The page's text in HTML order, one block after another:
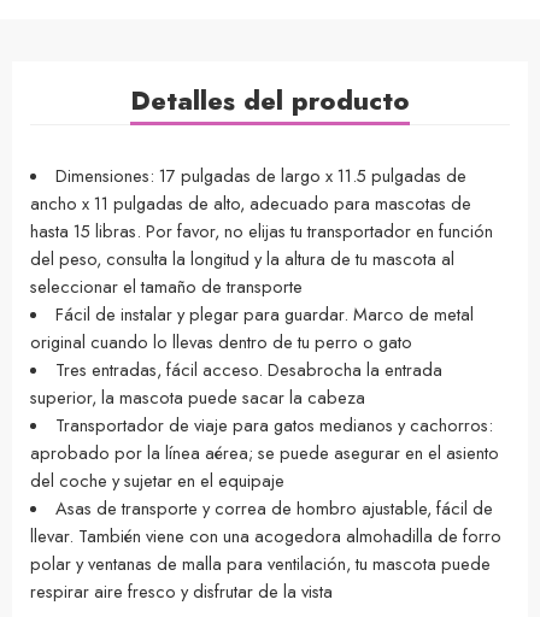
Detalles del producto
Dimensiones: 17 pulgadas de largo x 11.5 pulgadas de
ancho x 11 pulgadas de alto, adecuado para mascotas de
hasta 15 libras. Por favor, no elijas tu transportador en función
del peso, consulta la longitud y la altura de tu mascota al
seleccionar el tamaño de transporte
Fácil de instalar y plegar para guardar. Marco de metal
original cuando lo llevas dentro de tu perro o gato
Tres entradas, fácil acceso. Desabrocha la entrada
superior, la mascota puede sacar la cabeza
Transportador de viaje para gatos medianos y cachorros:
aprobado por la línea aérea; se puede asegurar en el asiento
del coche y sujetar en el equipaje
Asas de transporte y correa de hombro ajustable, fácil de
llevar. También viene con una acogedora almohadilla de forro
polar y ventanas de malla para ventilación, tu mascota puede
respirar aire fresco y disfrutar de la vista